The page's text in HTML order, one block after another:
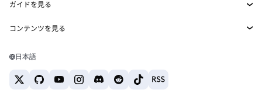
Snaps
Web3サービス
セキュリティ
サポート
キャリア
お問い合わせ
Solanaの価格
Tetherの価格
ETH→USD
USDT→INR
BTC→INR
ETH→USDT
ガイドを見る
ETHの購入
USDTの購入
コンテンツを見る
Solanaウォレット
日本語